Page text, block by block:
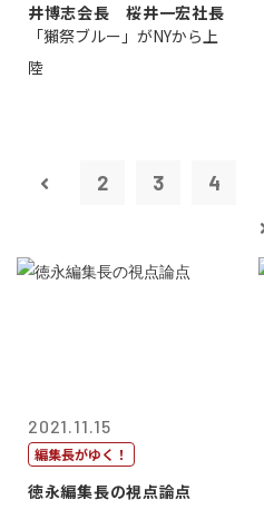
井博志会長 桜井一宏社長
「獺祭ブルー」がNYから上
陸
2 3 4
2021.11.15
編集長がゆく！
徳永編集長の視点論点